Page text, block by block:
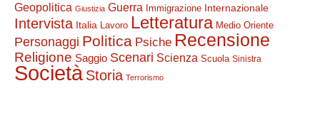
Geopolitica Giustizia Guerra Immigrazione Internazionale
Intervista Italia Lavoro Letteratura Medio Oriente
Personaggi Politica Psiche Recensione
Religione Saggio Scenari Scienza Scuola Sinistra
Società Storia Terrorismo